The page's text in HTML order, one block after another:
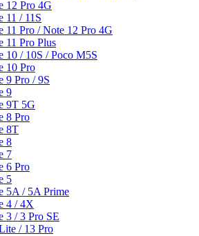
12 Pro 4G
11 / 11S
11 Pro / Note 12 Pro 4G
11 Pro Plus
10 / 10S / Poco M5S
10 Pro
9 Pro / 9S
9
9T 5G
8 Pro
8T
8
7
6 Pro
5
5A / 5A Prime
4 / 4X
3 / 3 Pro SE
/ 13 Pro